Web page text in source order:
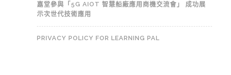
嘉堂參與「5G AIOT 智慧船廠應用商機交流會」 成功展
示次世代技術應用
PRIVACY POLICY FOR LEARNING PAL